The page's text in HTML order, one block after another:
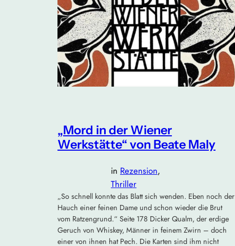
„Mord in der Wiener
Werkstätte“ von Beate Maly
in Rezension
Thriller
„So schnell konnte das Blatt sich wenden. Eben noch der
Hauch einer feinen Dame und schon wieder die Brut
vom Ratzengrund.“ Seite 178 Dicker Qualm, der erdige
Geruch von Whiskey, Männer in feinem Zwirn – doch
einer von ihnen hat Pech. Die Karten sind ihm nicht